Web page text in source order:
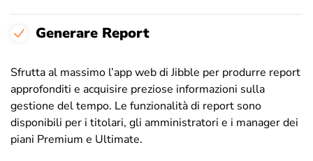
Generare Report
Sfrutta al massimo l’app web di Jibble per produrre report
approfonditi e acquisire preziose informazioni sulla
gestione del tempo. Le funzionalità di report sono
disponibili per i titolari, gli amministratori e i manager dei
piani Premium e Ultimate.